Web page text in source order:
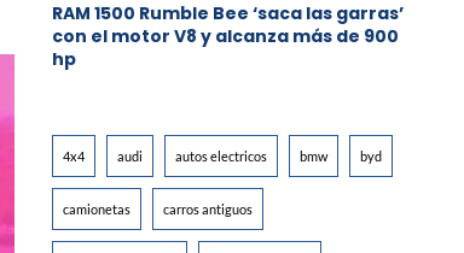
RAM 1500 Rumble Bee ‘saca las garras’
con el motor V8 y alcanza más de 900
hp
4x4 audi autos electricos bmw byd
camionetas carros antiguos